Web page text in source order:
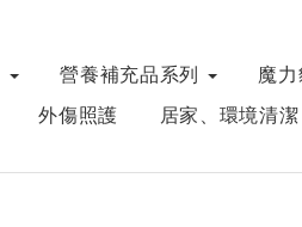
營養補充品系列 魔力
外傷照護 居家、環境清潔